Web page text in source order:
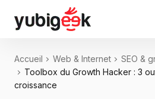
Accueil Web & Internet SEO &
Toolbox du Growth Hacker : 3
croissance